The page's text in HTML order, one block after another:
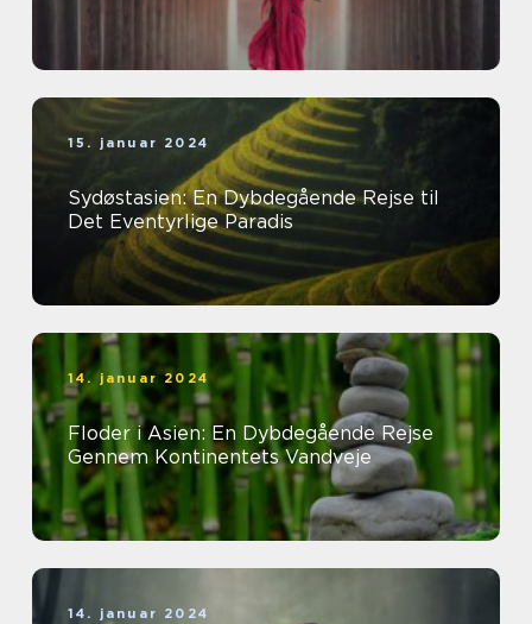
15. januar 2024
Sydøstasien: En Dybdegående Rejse til
Det Eventyrlige Paradis
14. januar 2024
Floder i Asien: En Dybdegående Rejse
Gennem Kontinentets Vandveje
14. januar 2024